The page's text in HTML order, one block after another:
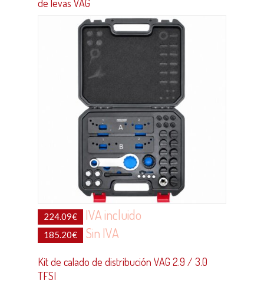
de levas VAG
224.09€ IVA incluido
185.20€ Sin IVA
Kit de calado de distribución VAG 2.9 / 3.0
TFSI